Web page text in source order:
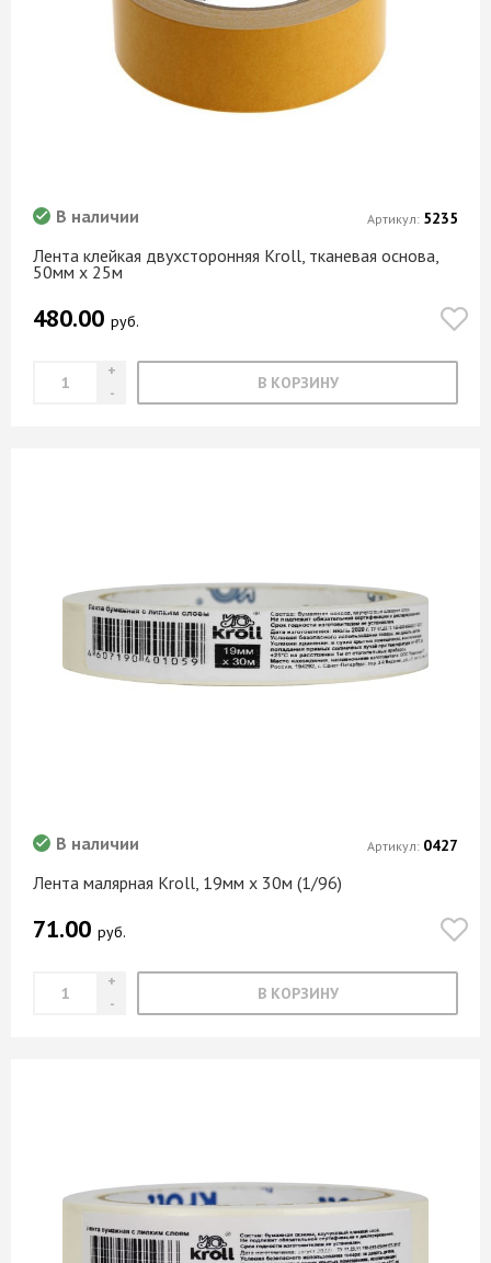
Лента клейкая двухсторонняя Kroll, тканевая основа,
50мм х 25м
В наличии
480.00 руб.
В КОРЗИНУ
Артикул: 5235
Лента малярная Kroll, 19мм х 30м (1/96)
В наличии
71.00 руб.
В КОРЗИНУ
Артикул: 0427